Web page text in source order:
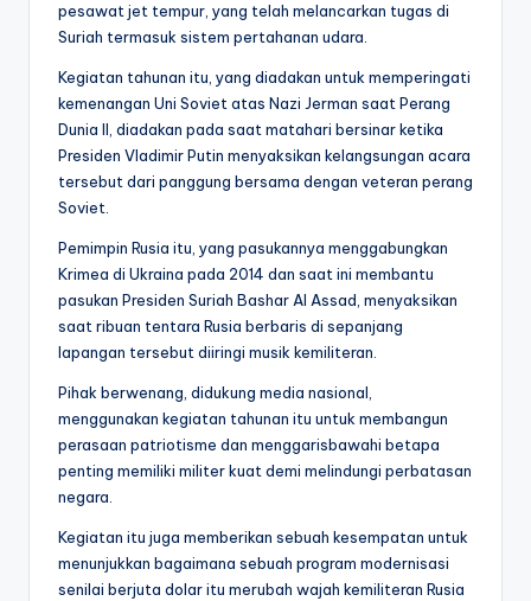
pesawat jet tempur, yang telah melancarkan tugas di
Suriah termasuk sistem pertahanan udara.
Kegiatan tahunan itu, yang diadakan untuk memperingati
kemenangan Uni Soviet atas Nazi Jerman saat Perang
Dunia II, diadakan pada saat matahari bersinar ketika
Presiden Vladimir Putin menyaksikan kelangsungan acara
tersebut dari panggung bersama dengan veteran perang
Soviet.
Pemimpin Rusia itu, yang pasukannya menggabungkan
Krimea di Ukraina pada 2014 dan saat ini membantu
pasukan Presiden Suriah Bashar Al Assad, menyaksikan
saat ribuan tentara Rusia berbaris di sepanjang
lapangan tersebut diiringi musik kemiliteran.
Pihak berwenang, didukung media nasional,
menggunakan kegiatan tahunan itu untuk membangun
perasaan patriotisme dan menggarisbawahi betapa
penting memiliki militer kuat demi melindungi perbatasan
negara.
Kegiatan itu juga memberikan sebuah kesempatan untuk
menunjukkan bagaimana sebuah program modernisasi
senilai berjuta dolar itu merubah wajah kemiliteran Rusia